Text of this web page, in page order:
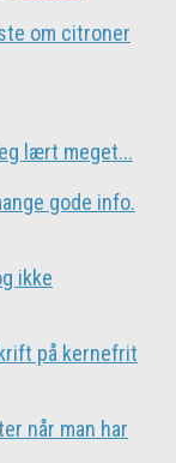
om citroner
lært meget...
gode info.
ikke
på kernefrit
når man har